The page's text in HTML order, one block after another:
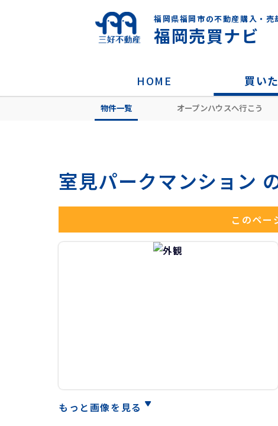
福岡県福岡市の不動産購入・売
福岡売買ナビ
HOME 買い
HOME 住所から探す 福岡市早良区
物件一覧 オープンハウスへ行こう
室見パークマンション
このペー
もっと画像を見る